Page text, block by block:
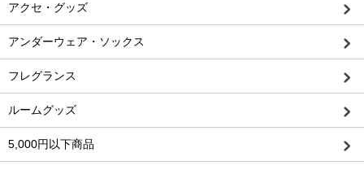
アクセ・グッズ
アンダーウェア・ソックス
フレグランス
ルームグッズ
5,000円以下商品